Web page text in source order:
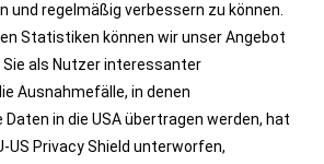
und regelmäßig verbessern zu können.
Statistiken können wir unser Angebot
als Nutzer interessanter
Ausnahmefälle, in denen
in die USA übertragen werden, hat
US Privacy Shield unterworfen,